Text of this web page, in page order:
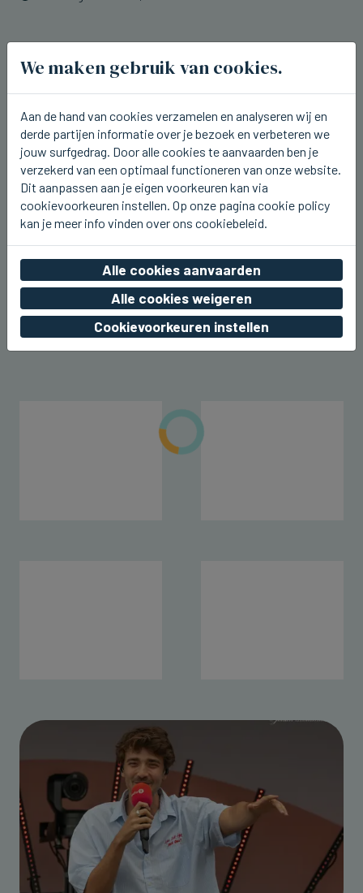
TIELT
Stationskermis gestart in Tielt
zo 09 augustus 2026, 15:33
We maken gebruik van cookies.
Aan de hand van cookies verzamelen en analyseren wij en
derde partijen informatie over je bezoek en verbeteren we
jouw surfgedrag. Door alle cookies te aanvaarden ben je
verzekerd van een optimaal functioneren van onze website.
Dit aanpassen aan je eigen voorkeuren kan via
cookievoorkeuren instellen. Op onze pagina cookie policy
kan je meer info vinden over ons cookiebeleid.
Alle cookies aanvaarden
Alle cookies weigeren
Cookievoorkeuren instellen